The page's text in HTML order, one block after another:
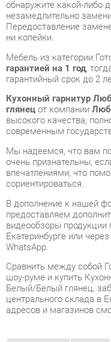
Мебель из категории
гарантией на 1 год ,
гарантийный срок до 2
глянецот компании
высокого качества,
современным
Мы надеемся, что вам
очень признательны,
впечатлениями, что
сориентироваться.
В дополнение к нашей
предоставляем
видеообзоры продукции
Екатеринбурге или через
Cравнить между собой
шоу-руме и купить
Белый/Белый глянец,
центрального склада в
адресов и магазинов
Материал
Лдсп
Цвет
Белый